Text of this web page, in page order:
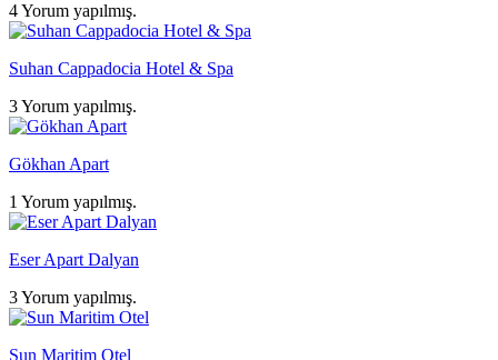
4 Yorum yapılmış.
Suhan Cappadocia Hotel & Spa
3 Yorum yapılmış.
Gökhan Apart
1 Yorum yapılmış.
Eser Apart Dalyan
3 Yorum yapılmış.
Sun Maritim Otel